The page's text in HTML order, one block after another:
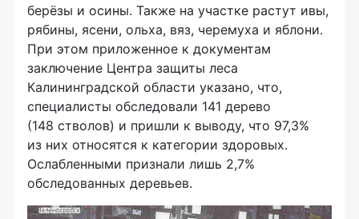
берёзы и осины. Также на участке растут ивы,
рябины, ясени, ольха, вяз, черемуха и яблони.
При этом приложенное к документам
заключение Центра защиты леса
Калининградской области указано, что,
специалисты обследовали 141 дерево
(148 стволов) и пришли к выводу, что 97,3%
из них относятся к категории здоровых.
Ослабленными признали лишь 2,7%
обследованных деревьев.